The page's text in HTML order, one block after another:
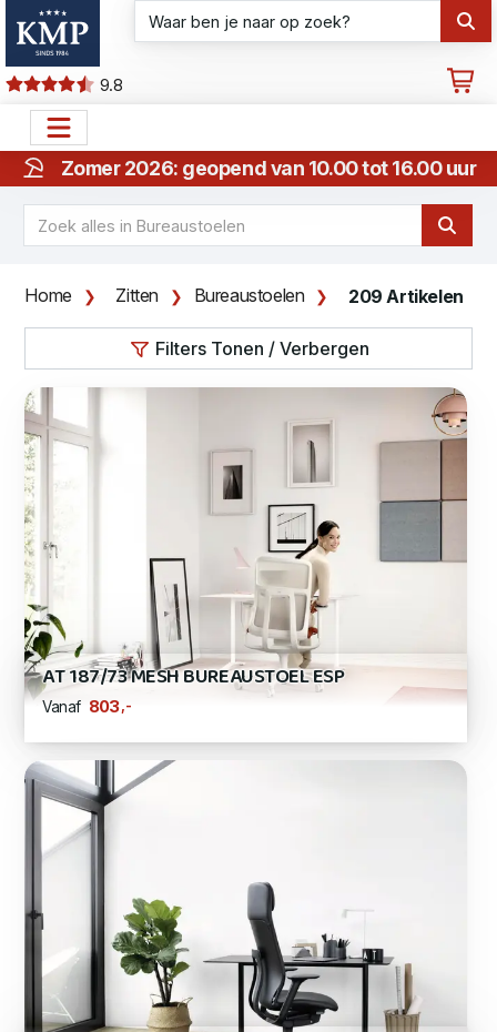
9.8
Zomer 2026: geopend van 10.00 tot 16.00 uur
Home Zitten Bureaustoelen 209 Artikelen
Filters Tonen / Verbergen
AT 187/73 MESH BUREAUSTOEL ESP
Vanaf 803 ,-